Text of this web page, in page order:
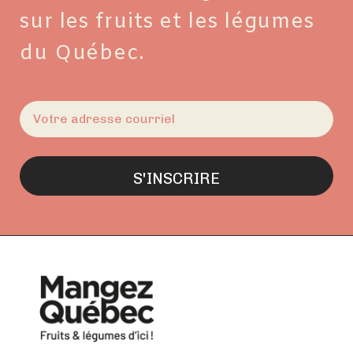
sur les fruits et les légumes
du Québec.
E-
mail(Nécessaire)